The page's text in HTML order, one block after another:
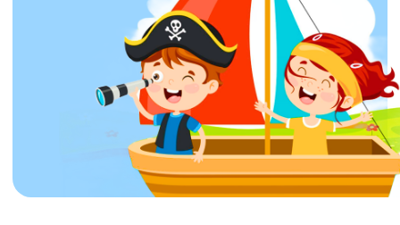
Расписание
праздника
Будем вас ждать с 10:00 до 23:00